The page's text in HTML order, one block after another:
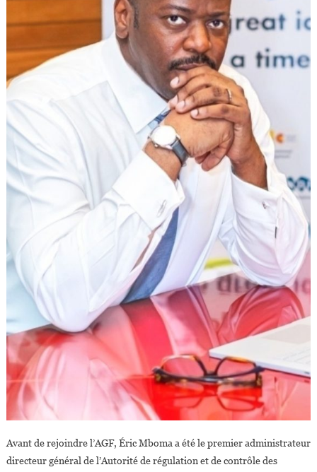
Avant de rejoindre l’AGF, Éric Mboma a été le premier administrateur
directeur général de l’Autorité de régulation et de contrôle des